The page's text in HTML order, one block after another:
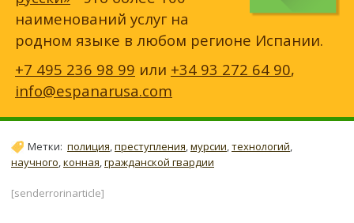
наименований услуг на
родном языке в любом регионе Испании.
+7 495 236 98 99 или +34 93 272 64 90,
info@espanarusa.com
Метки: полиция,преступления,мурсии,технологий,
научного,конная,гражданской гвардии
[senderrorinarticle]